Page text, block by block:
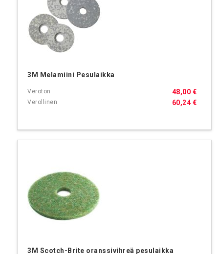
3M Melamiini Pesulaikka
60,24 €
48,00 €
3M Scotch-Brite oranssivihreä pesulaikka